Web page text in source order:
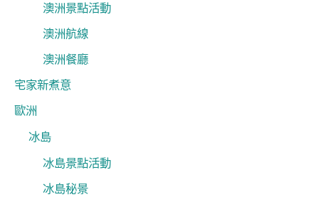
澳洲景點活動
澳洲航線
澳洲餐廳
宅家新煮意
歐洲
冰島
冰島景點活動
冰島秘景